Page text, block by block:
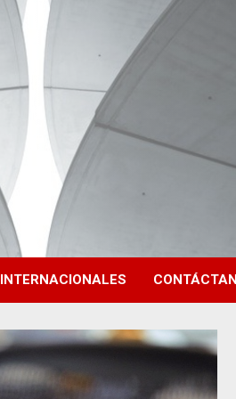
INTERNACIONALES